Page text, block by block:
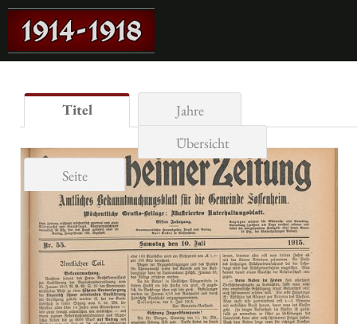
Titel
Jahre
Übersicht
Seite